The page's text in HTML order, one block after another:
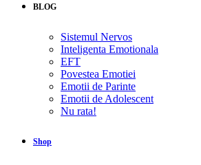
BLOG
Sistemul Nervos
Inteligenta Emotionala
EFT
Povestea Emotiei
Emotii de Parinte
Emotii de Adolescent
Nu rata!
Shop